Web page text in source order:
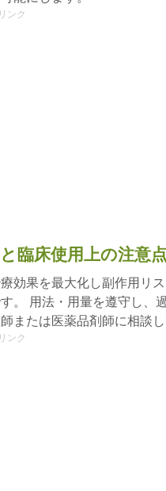
ンク
臨床使用上の注意点
効果を最大化し副作用リ
。 用法・用量を遵守し、
または医薬品剤師に相談し
ンク